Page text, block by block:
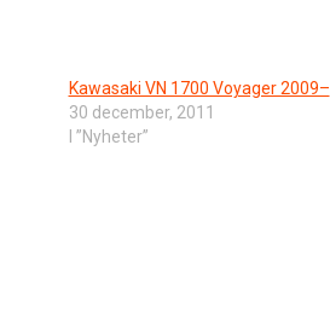
Kawasaki VN 1700 Voyager 2009–
30 december, 2011
I ”Nyheter”